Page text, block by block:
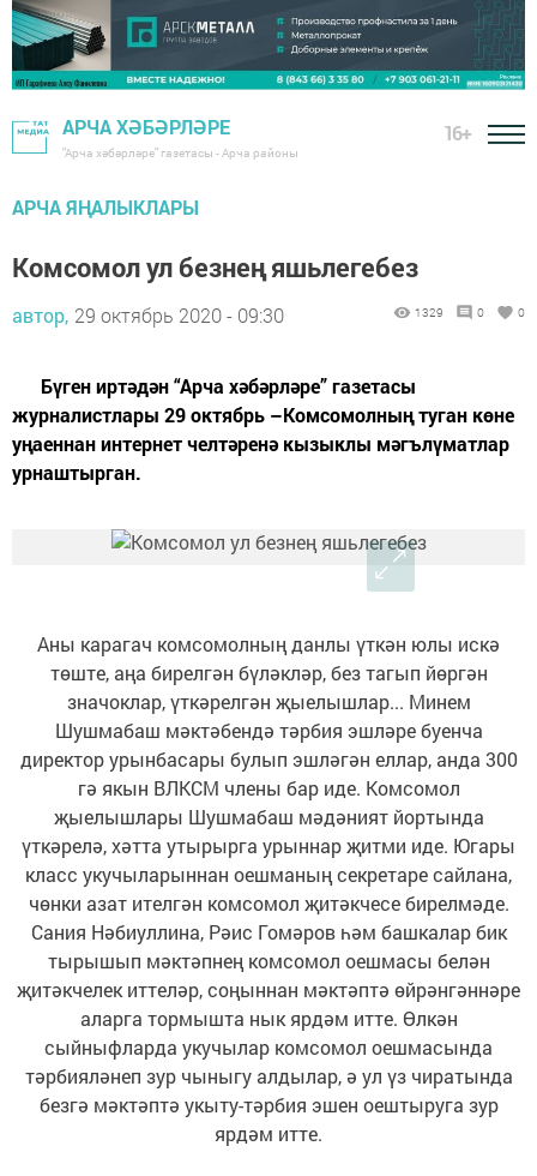
АРЧА ХӘБӘРЛӘРЕ
"Арча хәбәрләре" газетасы - Арча районы
16+
АРЧА ЯҢАЛЫКЛАРЫ
Комсомол ул безнең яшьлегебез
автор, 29 октябрь 2020 - 09:30 1329 0 0
Бүген иртәдән “Арча хәбәрләре” газетасы
журналистлары 29 октябрь –Комсомолның туган көне
уңаеннан интернет челтәренә кызыклы мәгълүматлар
урнаштырган.
Аны карагач комсомолның данлы үткән юлы искә
төште, аңа бирелгән бүләкләр, без тагып йөргән
значоклар, үткәрелгән җыелышлар... Минем
Шушмабаш мәктәбендә тәрбия эшләре буенча
директор урынбасары булып эшләгән еллар, анда 300
гә якын ВЛКСМ члены бар иде. Комсомол
җыелышлары Шушмабаш мәдәният йортында
үткәрелә, хәтта утырырга урыннар җитми иде. Югары
класс укучыларыннан оешманың секретаре сайлана,
чөнки азат ителгән комсомол җитәкчесе бирелмәде.
Сания Нәбиуллина, Рәис Гомәров һәм башкалар бик
тырышып мәктәпнең комсомол оешмасы белән
җитәкчелек иттеләр, соңыннан мәктәптә өйрәнгәннәре
аларга тормышта нык ярдәм итте. Өлкән
сыйныфларда укучылар комсомол оешмасында
тәрбияләнеп зур чыныгу алдылар, ә ул үз чиратында
безгә мәктәптә укыту-тәрбия эшен оештыруга зур
ярдәм итте.